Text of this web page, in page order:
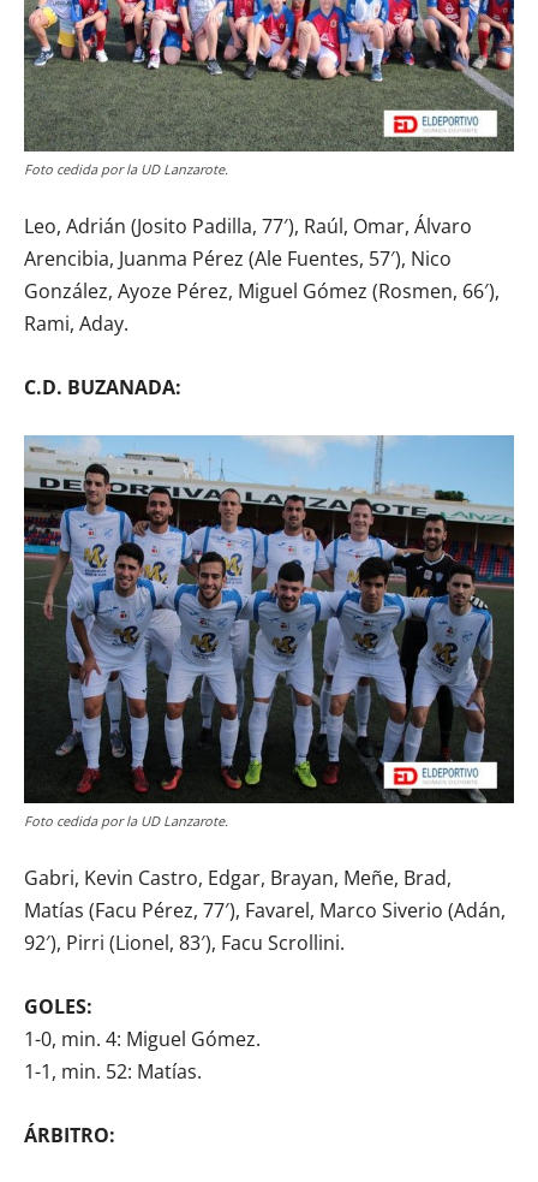
Foto cedida por la UD Lanzarote.
Leo, Adrián (Josito Padilla, 77′), Raúl, Omar, Álvaro
Arencibia, Juanma Pérez (Ale Fuentes, 57′), Nico
González, Ayoze Pérez, Miguel Gómez (Rosmen, 66′),
Rami, Aday.
C.D. BUZANADA:
Foto cedida por la UD Lanzarote.
Gabri, Kevin Castro, Edgar, Brayan, Meñe, Brad,
Matías (Facu Pérez, 77′), Favarel, Marco Siverio (Adán,
92′), Pirri (Lionel, 83′), Facu Scrollini.
GOLES:
1-0, min. 4: Miguel Gómez.
1-1, min. 52: Matías.
ÁRBITRO: